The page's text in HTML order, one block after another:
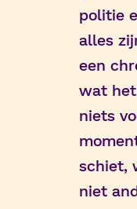
politie
alles
een
wat
niets
schiet,
niet